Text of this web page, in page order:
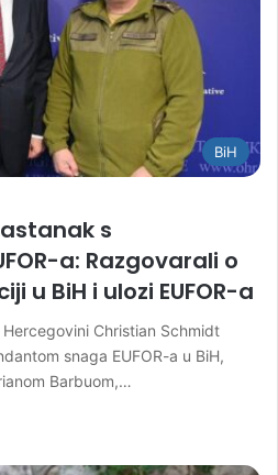
BiH
s
a: Razgovarali o
u BiH i ulozi EUFOR-a
Christian Schmidt
snaga EUFOR-a u BiH,
Barbuom,…